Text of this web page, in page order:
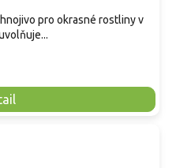
pro okrasné rostliny v